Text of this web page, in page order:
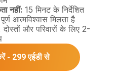
नहीं: 15 मिनट के निर्देशित
आत्मविश्वास मिलता है
दोस्तों और परिवारों के लिए 2-
- 299 एईडी से